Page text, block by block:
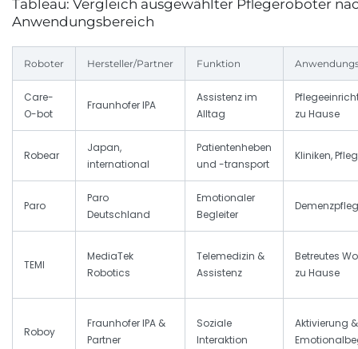
Tableau: Vergleich ausgewählter Pflegeroboter
Anwendungsbereich
Roboter Hersteller/Partner Funktion
Care-
O-bot
Fraunhofer IPA
Assistenz im
Alltag
zu Hause
Robear
Japan,
international
Patientenheben
und -transport
Kliniken,
Paro
Paro
Deutschland
Emotionaler
Begleiter
TEMI
MediaTek
Robotics
Telemedizin &
Assistenz
Betreutes
zu Hause
Roboy
Fraunhofer IPA &
Partner
Soziale
Interaktion
Aktivierung &